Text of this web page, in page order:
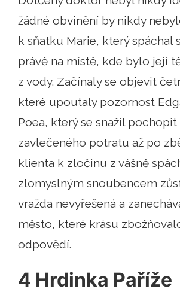
žádné obvinění by nikdy
k sňatku Marie, který spáchal
právě na místě, kde bylo její
z vody. Začínaly se objevit
které upoutaly pozornost
Poea, který se snažil pochopit
zavlečeného potratu až po
klienta k zločinu z vášně
zlomyslným snoubencem
vražda nevyřešená a
město, které krásu
odpovědí.
4 Hrdinka Paříže